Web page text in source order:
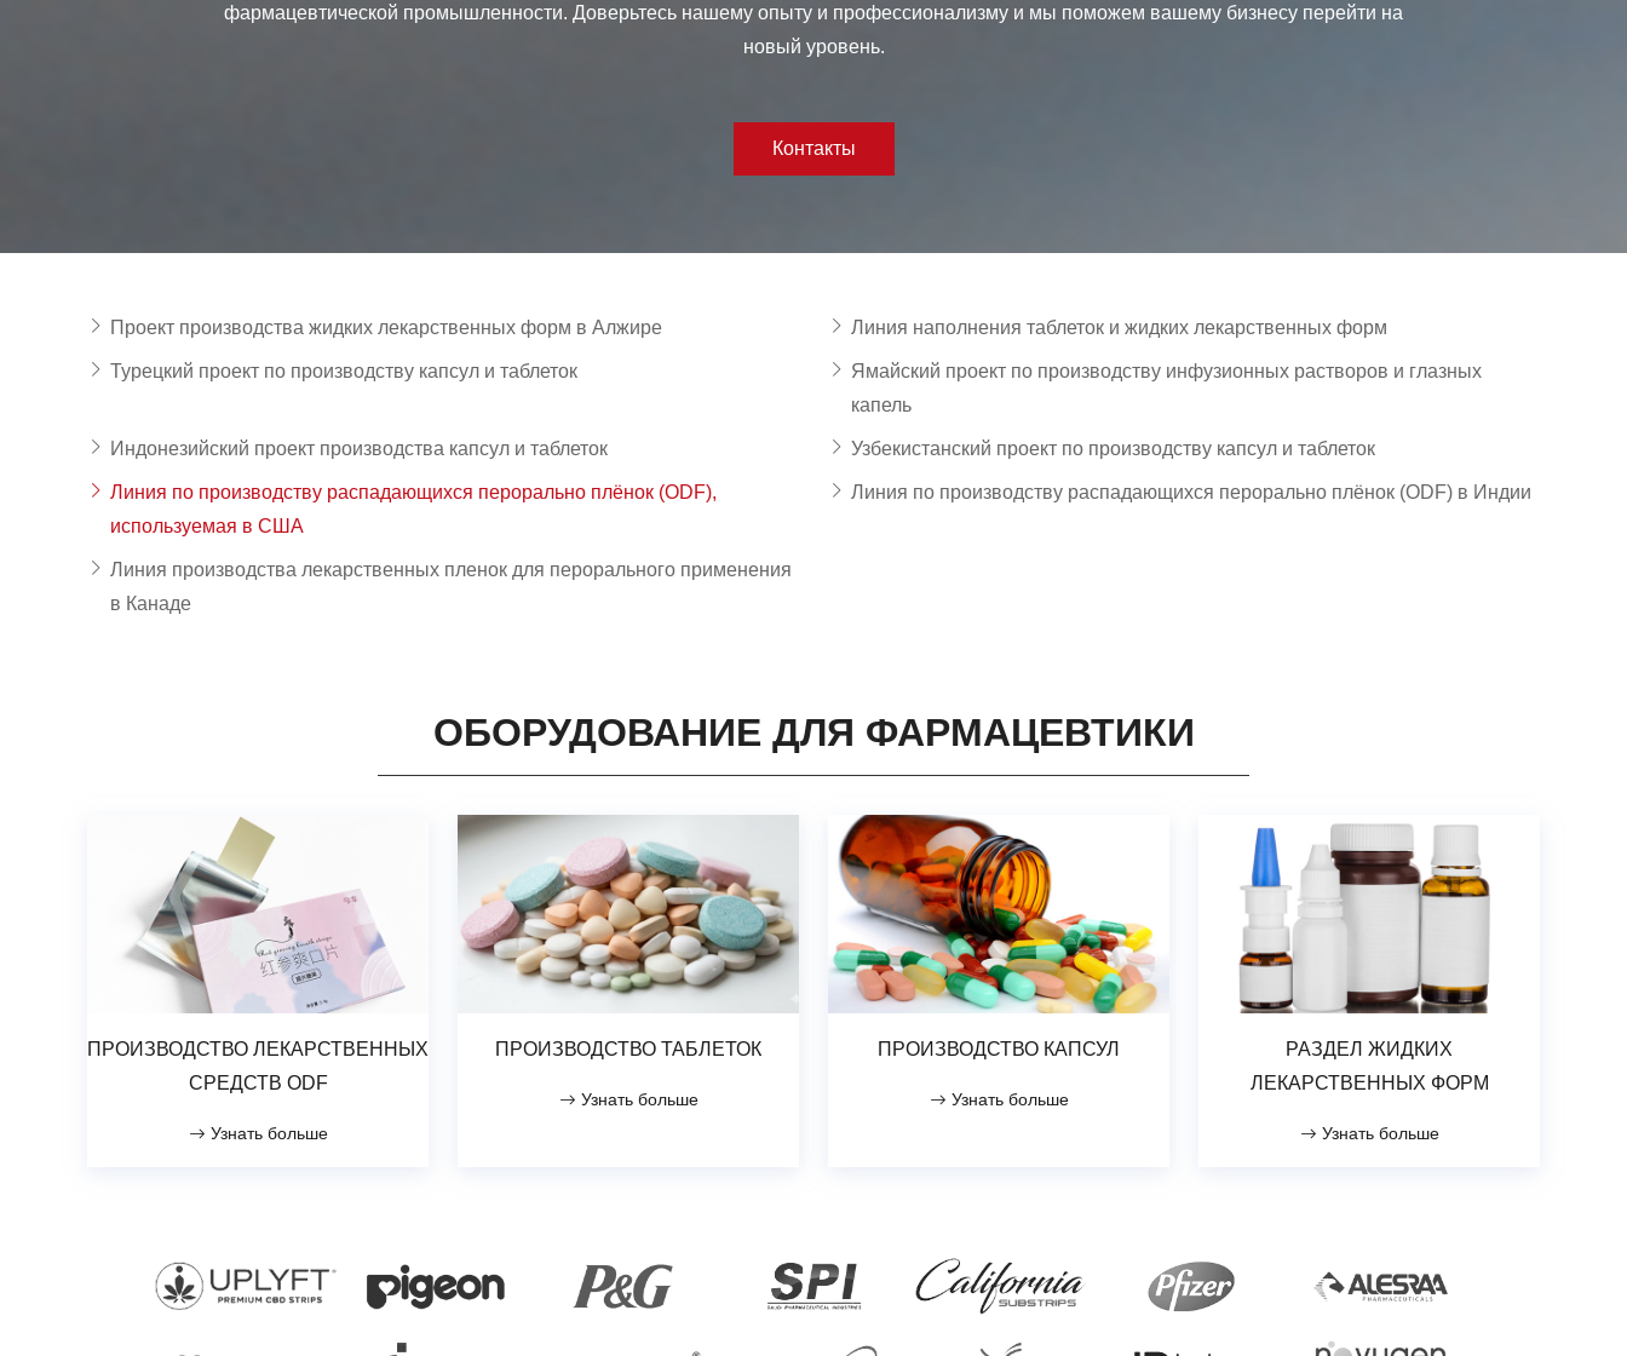
фармацевтической промышленности. Доверьтесь нашему опыту и профессионализму и мы поможем вашему бизнесу перейти на
новый уровень.
Контакты
Проект производства жидких лекарственных форм в Алжире Линия наполнения таблеток и жидких лекарственных форм
Турецкий проект по производству капсул и таблеток
Ямайский проект по производству инфузионных растворов и глазных
капель
Индонезийский проект производства капсул и таблеток Узбекистанский проект по производству капсул и таблеток
Линия по производству распадающихся перорально плёнок (ODF),
используемая в США
Линия по производству распадающихся перорально плёнок (ODF) в Индии
Линия производства лекарственных пленок для перорального применения
в Канаде
ОБОРУДОВАНИЕ ДЛЯ ФАРМАЦЕВТИКИ
ПРОИЗВОДСТВО ЛЕКАРСТВЕННЫХ
СРЕДСТВ ODF
Узнать больше
ПРОИЗВОДСТВО ТАБЛЕТОК
Узнать больше
ПРОИЗВОДСТВО КАПСУЛ
Узнать больше
РАЗДЕЛ ЖИДКИХ
ЛЕКАРСТВЕННЫХ ФОРМ
Узнать больше